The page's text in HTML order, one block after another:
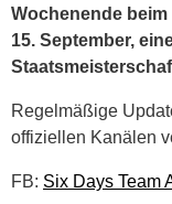
Wochenende beim
15. September,
Regelmäßige
offiziellen Kanälen
FB: Six Days Team